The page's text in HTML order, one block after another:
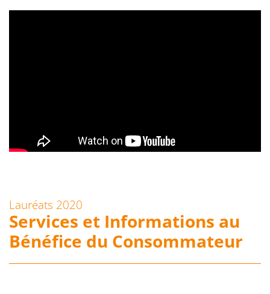
Lauréats 2020
Services et Informations au
Bénéfice du Consommateur